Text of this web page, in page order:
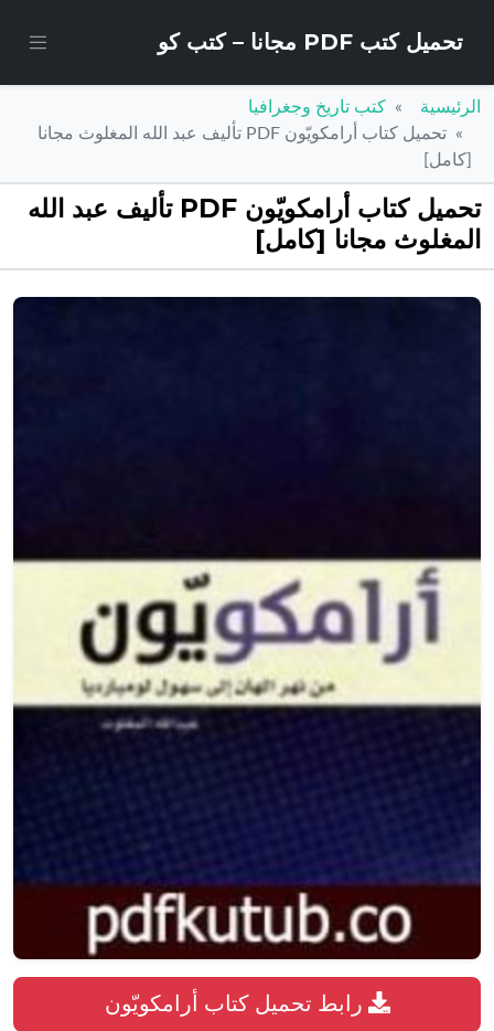
تحميل كتب PDF مجانا – كتب كو
الرئيسية
كتب تاريخ وجغرافيا
تحميل كتاب أرامكويّون PDF تأليف عبد الله المغلوث مجانا
[كامل]
تحميل كتاب أرامكويّون PDF تأليف عبد الله
المغلوث مجانا [كامل]